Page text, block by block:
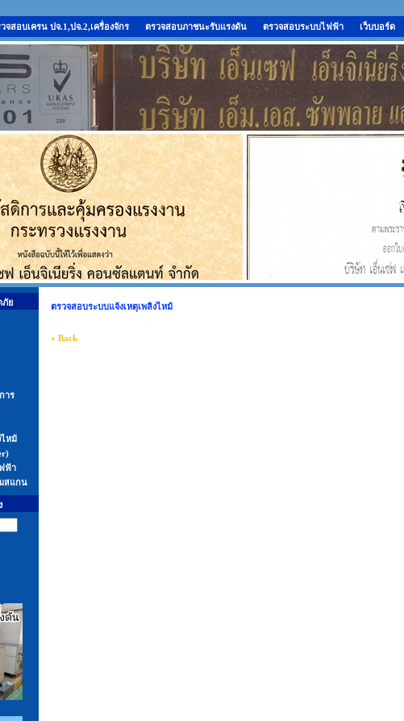
จสอบเครน ปจ.1,ปจ.2,เครื่องจักร ตรวจสอบภาชนะรับแรงดัน ตรวจสอบระบบไฟฟ้า เว็บบอร์ด
ภัย
าร
ไหม้
ฟ้า
สแกน
ตรวจสอบระบบแจ้งเหตุเพลิงไหม้
« Back